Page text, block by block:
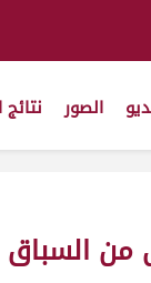
الصور
من